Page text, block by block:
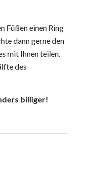
Füßen einen Ring
dann gerne den
mit Ihnen teilen.
des
billiger!